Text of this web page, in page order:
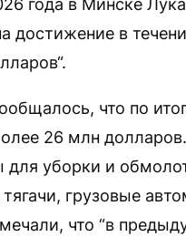
года в Минске
достижение в
что по
26 млн
уборки и
грузовые
что “в